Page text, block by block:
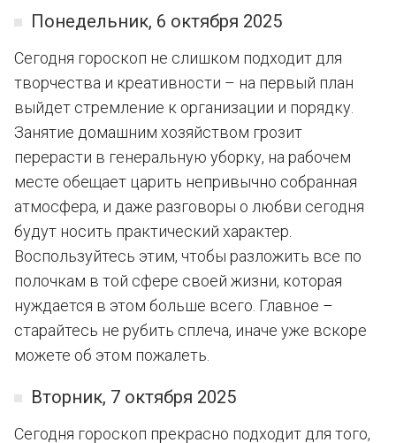
Понедельник, 6 октября 2025
Сегодня гороскоп не слишком подходит для
творчества и креативности – на первый план
выйдет стремление к организации и порядку.
Занятие домашним хозяйством грозит
перерасти в генеральную уборку, на рабочем
месте обещает царить непривычно собранная
атмосфера, и даже разговоры о любви сегодня
будут носить практический характер.
Воспользуйтесь этим, чтобы разложить все по
полочкам в той сфере своей жизни, которая
нуждается в этом больше всего. Главное –
старайтесь не рубить сплеча, иначе уже вскоре
можете об этом пожалеть.
Вторник, 7 октября 2025
Сегодня гороскоп прекрасно подходит для того,